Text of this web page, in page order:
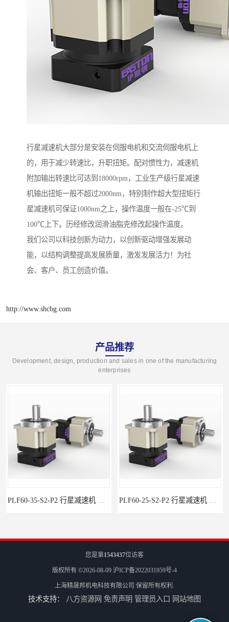
行星减速机大部分是安装在伺服电机和交流伺服电机上
的，用于减少转速比，升职扭矩。配对惯性力，减速机
附加输出转速比可达到18000rpm，工业生产级行星减速
机输出扭矩一般不超过2000nm，特别制作超大型扭矩行
星减速机可保证1000nm之上，操作温度一般在-25℃到
100℃上下。历经修改润滑油脂克修改起操作温度。
我们公司以科技创新为动力，以创新驱动增强发展动
能，以结构调整提高发展质量，激发发展活力！为社
会、客户、员工创造价值。
http://www.shcbg.com
产品推荐
Development, design, production and sales in one of the manufacturing
enterprises
您是第1543437位访客
版权所有 ©2026-08-09 沪ICP备2022031959号-4
上海精晟邦机电科技有限公司 保留所有权利.
技术支持： 八方资源网 免责声明 管理员入口 网站地图